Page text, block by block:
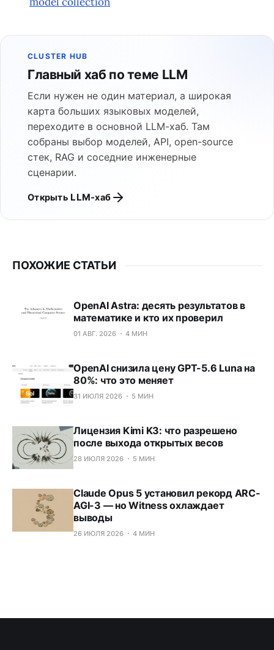
CLUSTER HUB
Главный хаб по теме LLM
Если нужен не один материал, а широкая
карта больших языковых моделей,
переходите в основной LLM-хаб. Там
собраны выбор моделей, API, open-source
стек, RAG и соседние инженерные
сценарии.
Открыть LLM-хаб
ПОХОЖИЕ СТАТЬИ
OpenAI Astra: десять результатов в
математике и кто их проверил
01 АВГ. 2026 4 МИН
OpenAI снизила цену GPT-5.6 Luna на
80%: что это меняет
31 ИЮЛЯ 2026 5 МИН
Лицензия Kimi K3: что разрешено
после выхода открытых весов
28 ИЮЛЯ 2026 5 МИН
Claude Opus 5 установил рекорд ARC-
AGI-3 — но Witness охлаждает
выводы
26 ИЮЛЯ 2026 4 МИН